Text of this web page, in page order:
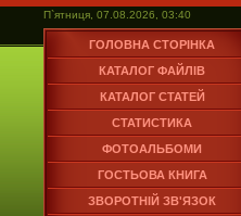
П`ятниця, 07.08.2026, 03:40
ГОЛОВНА СТОРІНКА
КАТАЛОГ ФАЙЛІВ
КАТАЛОГ СТАТЕЙ
СТАТИСТИКА
ФОТОАЛЬБОМИ
ГОСТЬОВА КНИГА
ЗВОРОТНІЙ ЗВ'ЯЗОК